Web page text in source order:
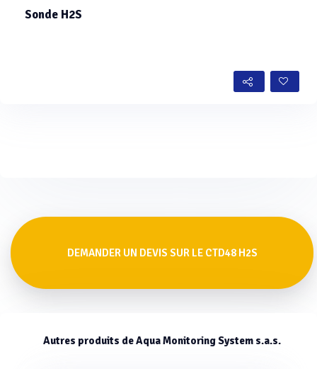
Sonde H2S
DEMANDER UN DEVIS SUR LE CTD48 H2S
Autres produits de Aqua Monitoring System s.a.s.